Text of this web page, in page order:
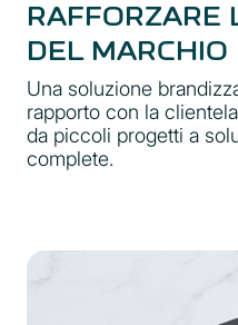
RAFFORZARE
DEL MARCHIO
Una soluzione
rapporto con la
da piccoli progetti a
complete.